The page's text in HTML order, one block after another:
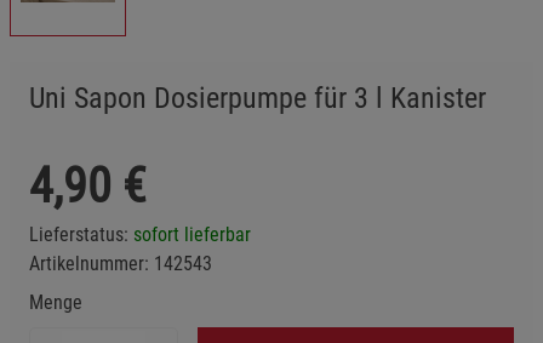
Uni Sapon Dosierpumpe für 3 l Kanister
4,90 €
Lieferstatus: sofort lieferbar
Artikelnummer: 142543
Menge